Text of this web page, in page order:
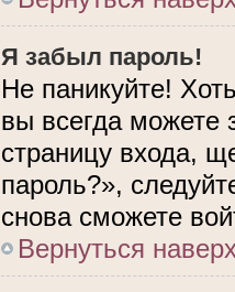
Я забыл пароль!
Не паникуйте!
вы всегда можете
страницу входа,
пароль?»,
снова сможете
Вернуться